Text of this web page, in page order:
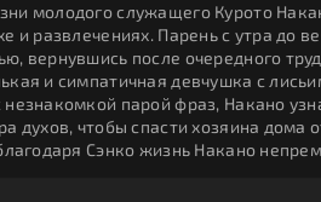
молодого служащего Курото
и развлечениях. Парень с утра до
вернувшись после очередного
и симпатичная девчушка с
парой фраз, Накано
духов, чтобы спасти хозяина дома
Сэнко жизнь Накано